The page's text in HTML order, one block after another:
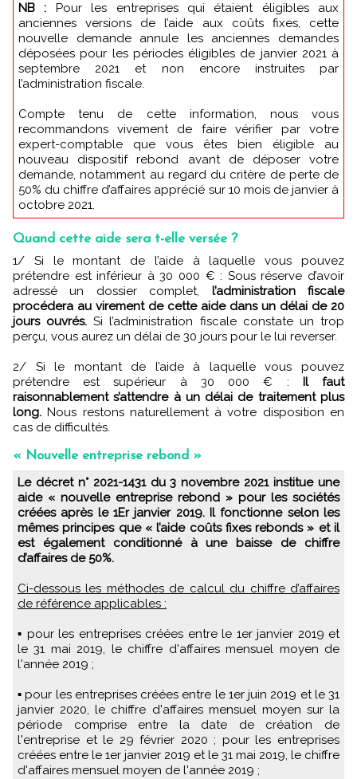
NB : Pour les entreprises qui étaient éligibles aux
anciennes versions de l’aide aux coûts fixes, cette
nouvelle demande annule les anciennes demandes
déposées pour les périodes éligibles de janvier 2021 à
septembre 2021 et non encore instruites par
l’administration fiscale.
Compte tenu de cette information, nous vous
recommandons vivement de faire vérifier par votre
expert-comptable que vous êtes bien éligible au
nouveau dispositif rebond avant de déposer votre
demande, notamment au regard du critère de perte de
50% du chiffre d’affaires apprécié sur 10 mois de janvier à
octobre 2021.
Quand cette aide sera t-elle versée ?
1/ Si le montant de l’aide à laquelle vous pouvez
prétendre est inférieur à 30 000 € : Sous réserve d’avoir
adressé un dossier complet, l’administration fiscale
procédera au virement de cette aide dans un délai de 20
jours ouvrés.Si l’administration fiscale constate un trop
perçu, vous aurez un délai de 30 jours pour le lui reverser.
2/ Si le montant de l’aide à laquelle vous pouvez
prétendre est supérieur à 30 000 € :
Il faut
raisonnablement s’attendre à un délai de traitement plus
long. Nous restons naturellement à votre disposition en
cas de difficultés.
« Nouvelle entreprise rebond »
Le décret n° 2021-1431 du 3 novembre 2021 institue une
aide « nouvelle entreprise rebond » pour les sociétés
créées après le 1Er janvier 2019. Il fonctionne selon les
mêmes principes que « l’aide coûts fixes rebonds » et il
est également conditionné à une baisse de chiffre
d’affaires de 50%.
Ci-dessous les méthodes de calcul du chiffre d’affaires
de référence applicables :
▪ pour les entreprises créées entre le 1er janvier 2019 et
le 31 mai 2019, le chiffre d'affaires mensuel moyen de
l'année 2019 ;
▪ pour les entreprises créées entre le 1er juin 2019 et le 31
janvier 2020, le chiffre d'affaires mensuel moyen sur la
période comprise entre la date de création de
l'entreprise et le 29 février 2020 ; pour les entreprises
créées entre le 1er janvier 2019 et le 31 mai 2019, le chiffre
d'affaires mensuel moyen de l'année 2019 ;